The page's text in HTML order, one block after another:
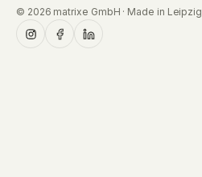
© 2026 matrixe GmbH · Made in Leipzig